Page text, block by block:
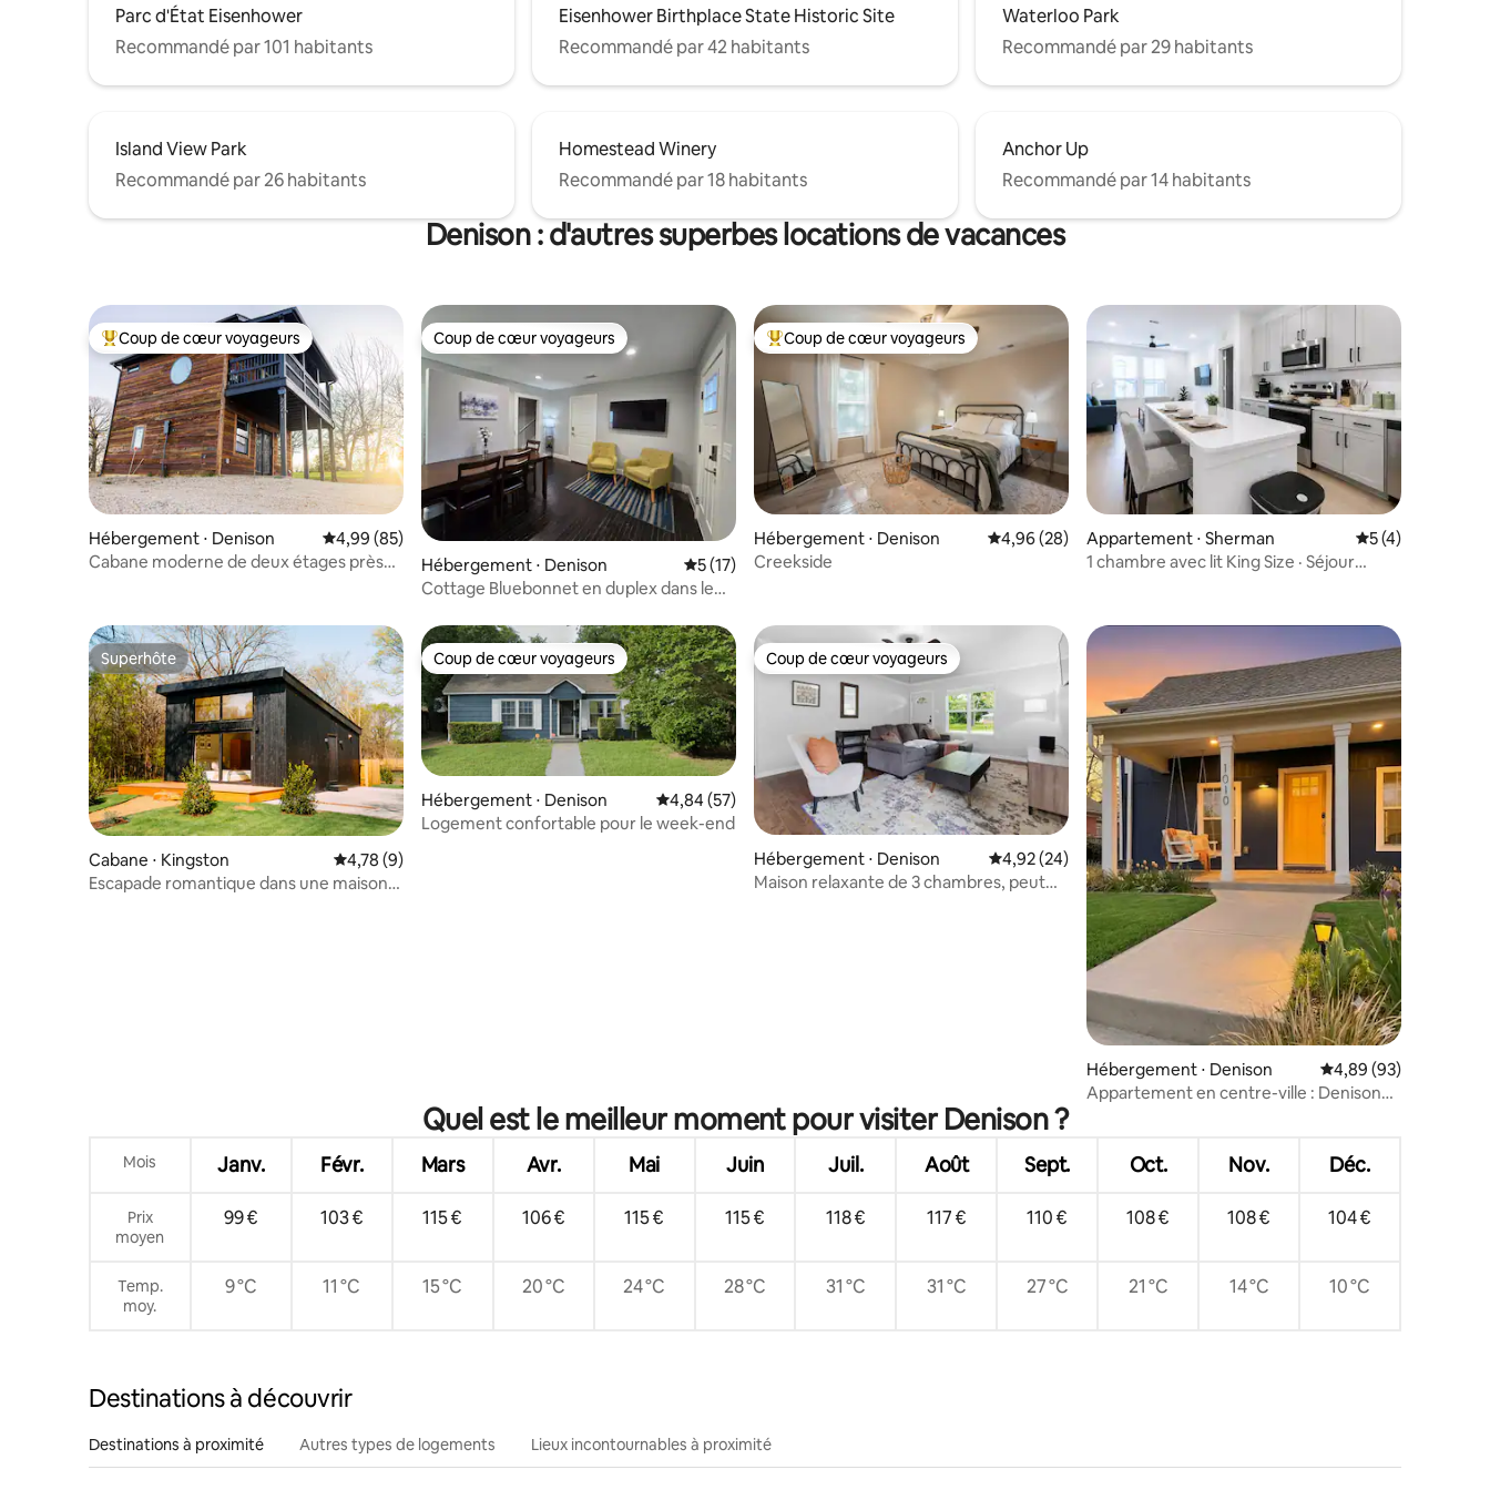
Parc d'État Eisenhower
Recommandé par 101 habitants
Eisenhower Birthplace State Historic Site
Recommandé par 42 habitants
Waterloo Park
Recommandé par 29 habitants
Island View Park
Recommandé par 26 habitants
Homestead Winery
Recommandé par 18 habitants
Anchor Up
Recommandé par 14 habitants
Denison : d'autres superbes locations de vacances
Coups de cœur voyageurs les plus appréciés
Coup de cœur voyageurs
Hébergement ⋅ Denison Évaluation moyenne sur la base de 85 commentaires : 4,99 sur 5
4,99 (85)
Cabane moderne de deux étages près
Coup de cœur voyageurs
Coup de cœur voyageurs
Hébergement ⋅ Denison Évaluation moyenne sur la base de 17 commentaires : 5 sur 5
5 (17)
Cottage Bluebonnet en duplex dans le
Coups de cœur voyageurs les plus appréciés
Coup de cœur voyageurs
Hébergement ⋅ Denison Évaluation moyenne sur la base de 28 commentaires : 4,96 sur 5
4,96 (28)
Creekside
Appartement ⋅ Sherman Évaluation
5 (4)
1 chambre avec lit King Size · Séjour
Superhôte
Superhôte
Cabane ⋅ Kingston Évaluation moyenne sur la base de 9 commentaires : 4,78 sur 5
4,78 (9)
Escapade romantique dans une maison
Coup de cœur voyageurs
Coup de cœur voyageurs
Hébergement ⋅ Denison Évaluation moyenne sur la base de 57 commentaires : 4,84 sur 5
4,84 (57)
Logement confortable pour le week-end
Coup de cœur voyageurs
Coup de cœur voyageurs
Hébergement ⋅ Denison Évaluation moyenne sur la base de 24 commentaires : 4,92 sur 5
4,92 (24)
Maison relaxante de 3 chambres, peut
Hébergement ⋅ Denison Évaluation moyenne
4,89 (93)
Appartement en centre-ville : Denison
Quel est le meilleur moment pour visiter Denison ?
Mois Janv. Févr. Mars Avr. Mai Juin Juil. Août Sept. Oct. Nov. Déc.
Prix
moyen
99 € 103 € 115 € 106 € 115 € 115 € 118 € 117 € 110 € 108 € 108 € 104 €
Temp.
moy.
9 °C 11 °C 15 °C 20 °C 24 °C 28 °C 31 °C 31 °C 27 °C 21 °C 14 °C 10 °C
Destinations à découvrir
Destinations à proximité Autres types de logements Lieux incontournables à proximité